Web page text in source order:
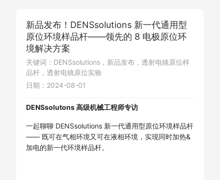
新品发布！DENSsolutions 新一代通用型
原位环境样品杆——领先的 8 电极原位环
境解决方案
关键词：DENSsolutions，新品发布，透射电镜原位样
品杆，透射电镜原位实验
日期：2024-08-01
DENSsolutons 高级机械工程师专访
一起聊聊 DENSsolutions 新一代通用型原位环境样品杆
—— 既可在气相环境又可在液相环境，实现同时加热&
加电的新一代环境样品杆。